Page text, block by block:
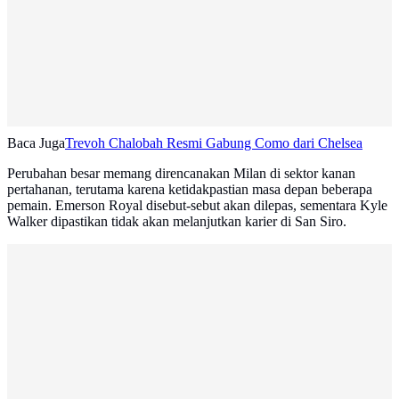
Baca JugaTrevoh Chalobah Resmi Gabung Como dari Chelsea
Perubahan besar memang direncanakan Milan di sektor kanan
pertahanan, terutama karena ketidakpastian masa depan beberapa
pemain. Emerson Royal disebut-sebut akan dilepas, sementara Kyle
Walker dipastikan tidak akan melanjutkan karier di San Siro.